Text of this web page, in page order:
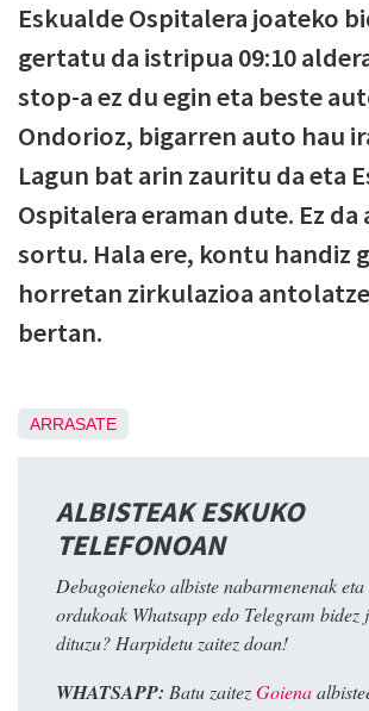
Eskualde Ospitalera joateko
gertatu da istripua 09:10
stop-a ez du egin eta beste
Ondorioz, bigarren auto hau
Lagun bat arin zauritu da eta
Ospitalera eraman dute. Ez
sortu. Hala ere, kontu handiz
horretan zirkulazioa
bertan.
ARRASATE
ALBISTEAK ESKUKO
TELEFONOAN
Debagoieneko albiste nabarmenenak eta
ordukoak Whatsapp edo Telegram bidez
dituzu? Harpidetu zaitez doan!
WHATSAPP: Batu zaitezGoiena